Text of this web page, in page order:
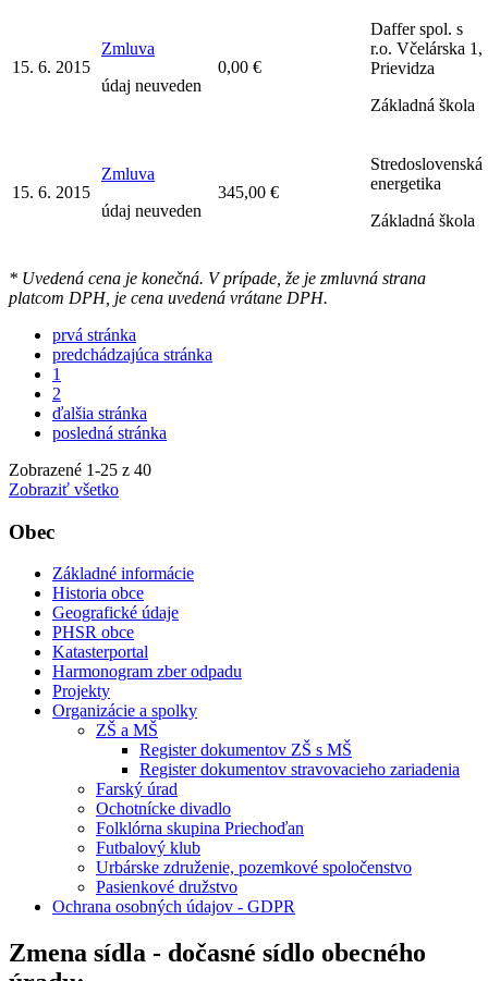
15. 6. 2015
Zmluva
údaj neuveden
0,00 €
Daffer spol. s
r.o. Včelárska 1,
Prievidza
Základná škola
15. 6. 2015
Zmluva
údaj neuveden
345,00 €
Stredoslovenská
energetika
Základná škola
* Uvedená cena je konečná. V prípade, že je zmluvná strana
platcom DPH, je cena uvedená vrátane DPH.
prvá stránka
predchádzajúca stránka
1
2
ďalšia stránka
posledná stránka
Zobrazené 1-25 z 40
Zobraziť všetko
Obec
Základné informácie
Historia obce
Geografické údaje
PHSR obce
Katasterportal
Harmonogram zber odpadu
Projekty
Organizácie a spolky
ZŠ a MŠ
Register dokumentov ZŠ s MŠ
Register dokumentov stravovacieho zariadenia
Farský úrad
Ochotnícke divadlo
Folklórna skupina Priechoďan
Futbalový klub
Urbárske združenie, pozemkové spoločenstvo
Pasienkové družstvo
Ochrana osobných údajov - GDPR
Zmena sídla - dočasné sídlo obecného